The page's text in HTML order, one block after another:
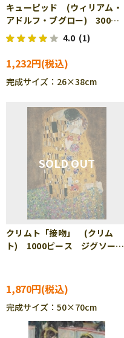
キューピッド (ウィリアム・
アドルフ・ブグロー) 300ピ
ース ジグソーパズル CUT-
300-014
4.0 (1)
1,232円
完成サイズ：26×38cm
クリムト「接吻」 (クリム
ト) 1000ピース ジグソーパ
1,870円
完成サイズ：50×70cm